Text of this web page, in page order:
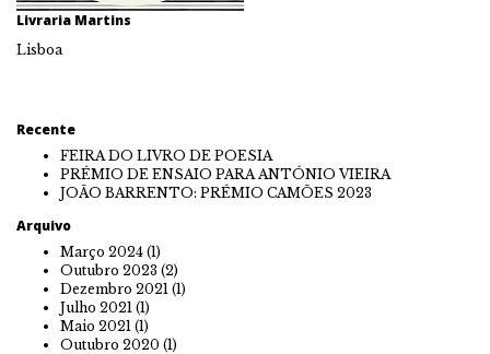
Livraria Martins
Lisboa
Recente
FEIRA DO LIVRO DE POESIA
PRÉMIO DE ENSAIO PARA ANTÓNIO VIEIRA
JOÃO BARRENTO: PRÉMIO CAMÕES 2023
Arquivo
Março 2024 (1)
Outubro 2023 (2)
Dezembro 2021 (1)
Julho 2021 (1)
Maio 2021 (1)
Outubro 2020 (1)